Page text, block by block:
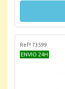
Refª 73599
ENVIO 24H